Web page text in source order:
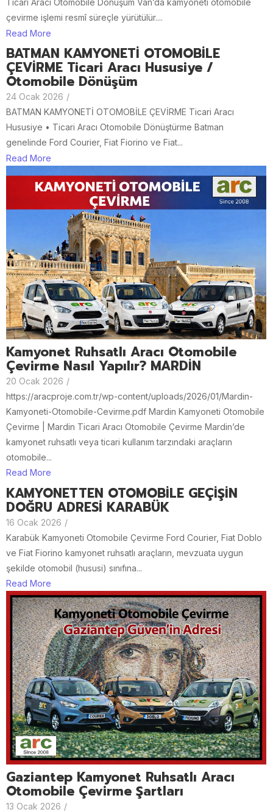
Ticari Aracı Otomobile Dönüşüm Van’da kamyoneti otomobile
çevirme işlemi resmî süreçle yürütülür....
Read More
BATMAN KAMYONETİ OTOMOBİLE
ÇEVİRME Ticari Aracı Hususiye /
Otomobile Dönüşüm
24 Ocak 2026 /
BATMAN KAMYONETİ OTOMOBİLE ÇEVİRME Ticari Aracı
Hususiye • Ticari Aracı Otomobile Dönüştürme Batman
genelinde Ford Courier, Fiat Fiorino ve Fiat...
Read More
Kamyonet Ruhsatlı Aracı Otomobile
Çevirme Nasıl Yapılır? MARDİN
20 Ocak 2026 /
https://aracproje.com.tr/wp-content/uploads/2026/01/Mardin-
Kamyoneti-Otomobile-Cevirme.pdf Mardin Kamyoneti Otomobile
Çevirme | Mardin Ticari Aracı Otomobile Çevirme Mardin’de
kamyonet ruhsatlı veya ticari kullanım tarzındaki araçların
otomobile...
Read More
KAMYONETTEN OTOMOBİLE GEÇİŞİN
DOĞRU ADRESİ KARABÜK
16 Ocak 2026 /
Karabük Kamyoneti Otomobile Çevirme Ford Courier, Fiat Doblo
ve Fiat Fiorino kamyonet ruhsatlı araçların, mevzuata uygun
şekilde otomobil (hususi) sınıfına...
Read More
Gaziantep Kamyonet Ruhsatlı Aracı
Otomobile Çevirme Şartları
13 Ocak 2026 /